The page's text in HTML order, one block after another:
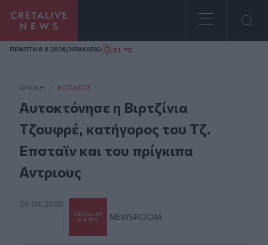
Homepage
ΠΕΜΠΤΗ 6.8.2026/ΗΡΑΚΛΕΙΟ 31 °C
ΑΡΧΙΚΗ / ΚΌΣΜΟΣ
Αυτοκτόνησε η Βιρτζίνια
Τζουφρέ, κατήγορος του Τζ.
Επσταϊν και του πρίγκιπα
Αντριους
26.04.2025
NEWSROOM